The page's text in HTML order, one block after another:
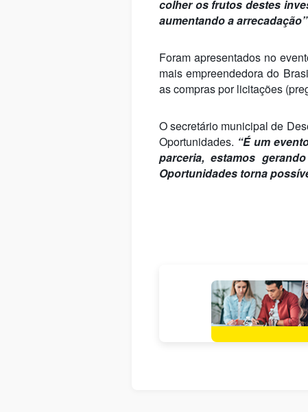
colher os frutos destes
aumentando a arrecadação”
Foram apresentados no
mais empreendedora do
as compras por licitações
O secretário municipal de
Oportunidades. “É um
parceria, estamos
Oportunidades torna